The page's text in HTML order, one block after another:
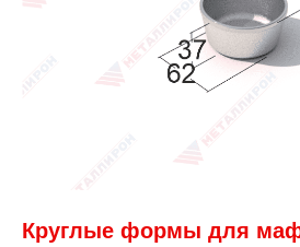
Круглые формы для